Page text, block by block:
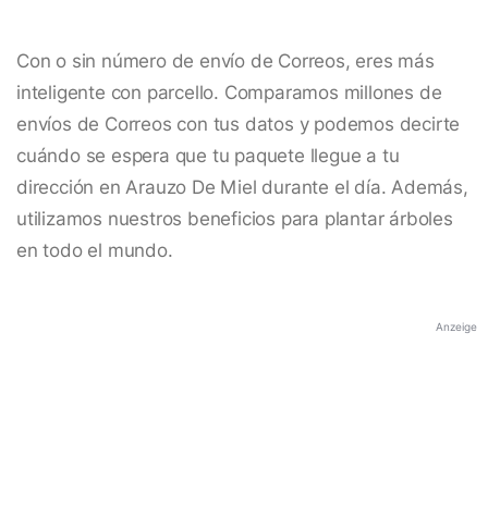
Con o sin número de envío de Correos, eres más
inteligente con parcello. Comparamos millones de
envíos de Correos con tus datos y podemos decirte
cuándo se espera que tu paquete llegue a tu
dirección en Arauzo De Miel durante el día. Además,
utilizamos nuestros beneficios para plantar árboles
en todo el mundo.
Anzeige